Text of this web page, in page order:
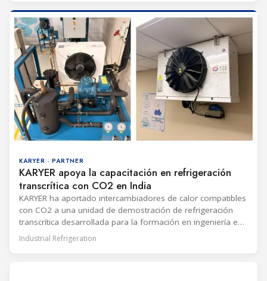
manejadoras de aire y
KARYER · PARTNER
KARYER apoya la capacitación en refrigeración
transcrítica con CO2 en India
KARYER ha aportado intercambiadores de calor compatibles
con CO2 a una unidad de demostración de refrigeración
transcrítica desarrollada para la formación en ingeniería en
India. Coordinado por Frascold India, el sistema está
diseñado para apoyar la capacitación en refrigerantes
Industrial Refrigeration